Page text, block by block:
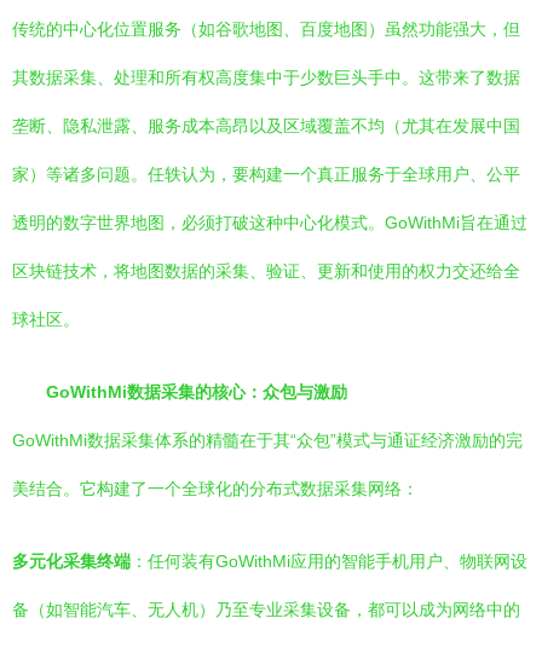
传统的中心化位置服务（如谷歌地图、百度地图）虽然功能强大，但
其数据采集、处理和所有权高度集中于少数巨头手中。这带来了数据
垄断、隐私泄露、服务成本高昂以及区域覆盖不均（尤其在发展中国
家）等诸多问题。任轶认为，要构建一个真正服务于全球用户、公平
透明的数字世界地图，必须打破这种中心化模式。GoWithMi旨在通过
区块链技术，将地图数据的采集、验证、更新和使用的权力交还给全
球社区。
GoWithMi数据采集的核心：众包与激励
GoWithMi数据采集体系的精髓在于其“众包”模式与通证经济激励的完
美结合。它构建了一个全球化的分布式数据采集网络：
多元化采集终端 ：任何装有GoWithMi应用的智能手机用户、物联网设
备（如智能汽车、无人机）乃至专业采集设备，都可以成为网络中的